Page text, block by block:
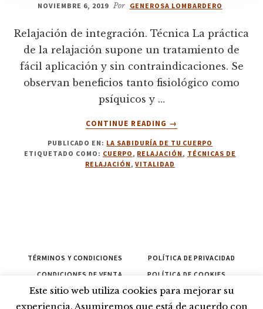
NOVIEMBRE 6, 2019 Por GENEROSA LOMBARDERO
Relajación de integración. Técnica La práctica
de la relajación supone un tratamiento de
fácil aplicación y sin contraindicaciones. Se
observan beneficios tanto fisiológico como
psíquicos y …
CONTINUE READING
ACERCA
6.
RELAJACIÓN
→
PUBLICADO EN: LA SABIDURÍA DE TU CUERPO
ETIQUETADO COMO: CUERPO , RELAJACIÓN , TÉCNICAS DE
RELAJACIÓN ,VITALIDAD
TÉRMINOS Y CONDICIONES
POLÍTICA DE PRIVACIDAD
CONDICIONES DE VENTA
POLÍTICA DE COOKIES
CONTACTAR
PROPONER CANCELAR
Este sitio web utiliza cookies para mejorar su
experiencia. Asumiremos que está de acuerdo con